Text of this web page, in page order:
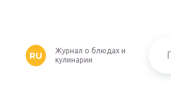
RU
Журнал о блюдах и
кулинарии